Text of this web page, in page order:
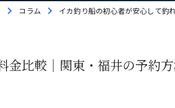
コラム イカ釣り船の初心者が安心して釣
比較｜関東・福井の予約